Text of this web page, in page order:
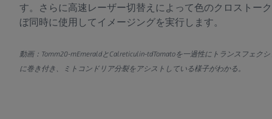
す。さらに高速レーザー切替えによって色のクロストー
ぼ同時に使用してイメージングを実行します。
動画：Tomm20-mEmeraldとCalreticulin-tdTomatoを一過性にトランスフェク
に巻き付き、ミトコンドリア分裂をアシストしている様子がわかる。